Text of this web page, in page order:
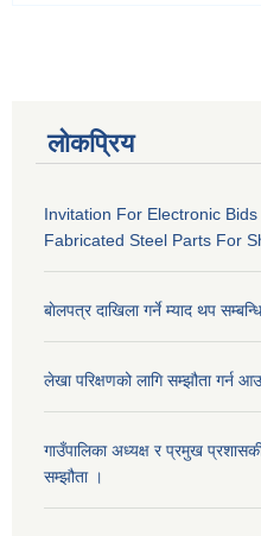
लोकप्रिय
Invitation For Electronic
Fabricated Steel Parts For
बाेलपत्र दाखिला गर्ने म्याद थप
लेखा परिक्षणको लागि सम्झौता गर्न
गाउँपालिका अध्यक्ष र प्रमुख
सम्झौता ।